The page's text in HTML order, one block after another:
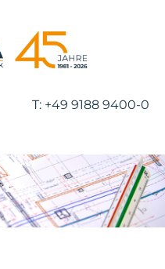
T: +49 9188 9400-0